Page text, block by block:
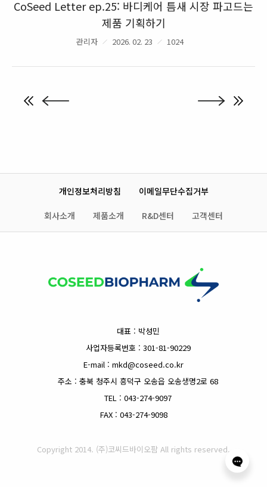
CoSeed Letter ep.25: 바디케어 틈새 시장 파고드는
제품 기획하기
관리자 2026. 02. 23 1024
개인정보처리방침 이메일무단수집거부
회사소개 제품소개 R&D센터 고객센터
대표 : 박성민
사업자등록번호 : 301-81-90229
E-mail : mkd@coseed.co.kr
주소 : 충북 청주시 흥덕구 오송읍 오송생명2로 68
TEL : 043-274-9097
FAX : 043-274-9098
Copyright 2014. (주)코씨드바이오팜 All rights reserved.